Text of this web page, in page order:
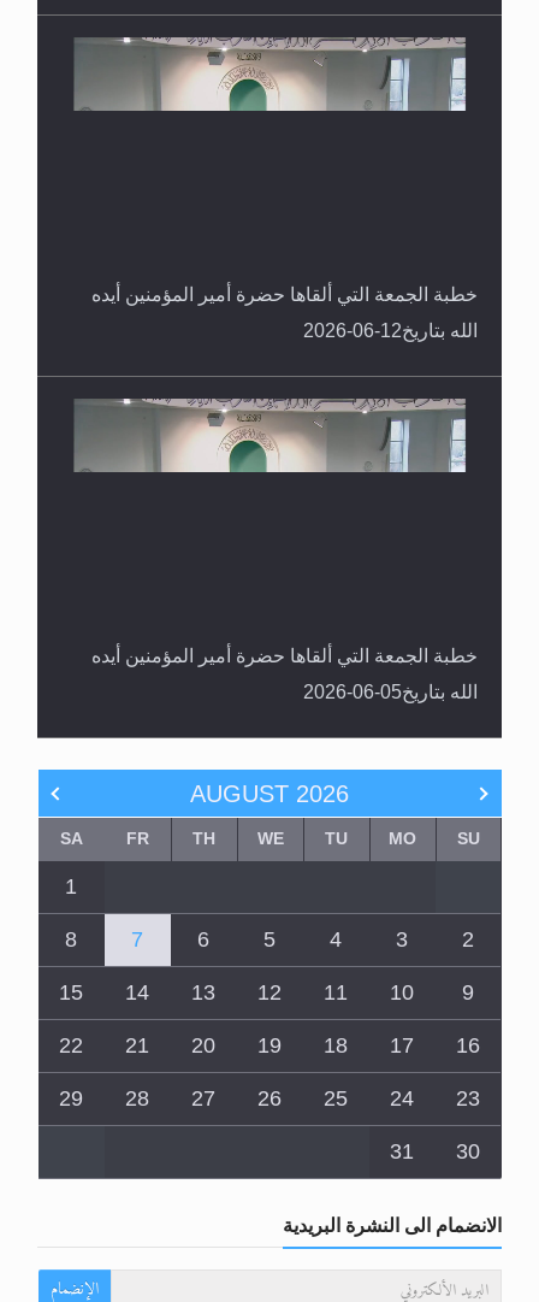
خطبة الجمعة التي ألقاها حضرة أمير المؤمنين أيده
الله بتاريخ12-06-2026
خطبة الجمعة التي ألقاها حضرة أمير المؤمنين أيده
الله بتاريخ05-06-2026
AUGUST 2026
SU
MO
TU
WE
TH
FR
SA
1
2
3
4
5
6
7
8
9
10
11
12
13
14
15
16
17
18
19
20
21
22
23
24
25
26
27
28
29
30
31
الانضمام الى النشرة البريدية
الإنضمام